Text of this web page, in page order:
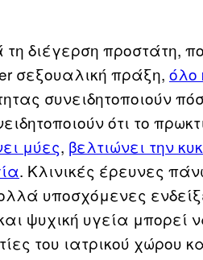
διέγερση προστάτη,
σεξουαλική πράξη, όλο
συνειδητοποιούν
ότι το
μύες, βελτιώνει την
. Κλινικές έρευνες
υποσχόμενες
ψυχική υγεία
του ιατρικού χώρου